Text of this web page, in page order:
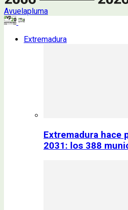
Avuelapluma
Extremadura
Extremadura hace
2031: los 388